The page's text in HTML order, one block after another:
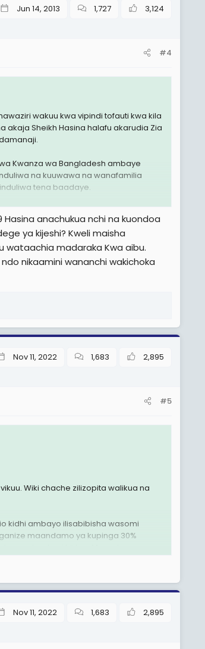
Jun 14, 2013 1,727 3,124
#4
wakuu kwa vipindi tofauti kwa kila
Sheikh Hasina halafu akarudia Zia
Kwanza wa Bangladesh ambaye
na kuuwawa na wanafamilia
tena baadaye.
Sheikh Hasina aliweza kujisimika
yake wa zamani Zia kifungo cha
wafungwa wengine wa kisiasa
anachukua nchi na kuondoa
ya kijeshi? Kweli maisha
wataachia madaraka Kwa aibu.
nikaamini wananchi wakichoka
Nov 11, 2022 1,683 2,895
#5
Wiki chache zilizopita walikua na
kidhi ambayo ilisabibisha wasomi
maandamo ya kupinga 30%
madarakani hii leo. Maandamano
Nov 11, 2022 1,683 2,895